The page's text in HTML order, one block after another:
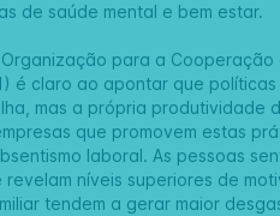
de saúde mental e bem estar.
para a Cooperação
é claro ao apontar que
mas a própria produtividade
que promovem estas
laboral. As pessoas
níveis superiores de
tendem a gerar maior